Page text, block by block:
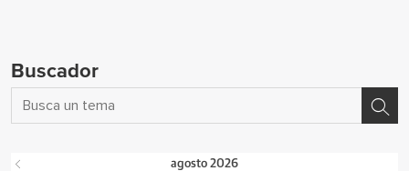
Buscador
agosto 2026